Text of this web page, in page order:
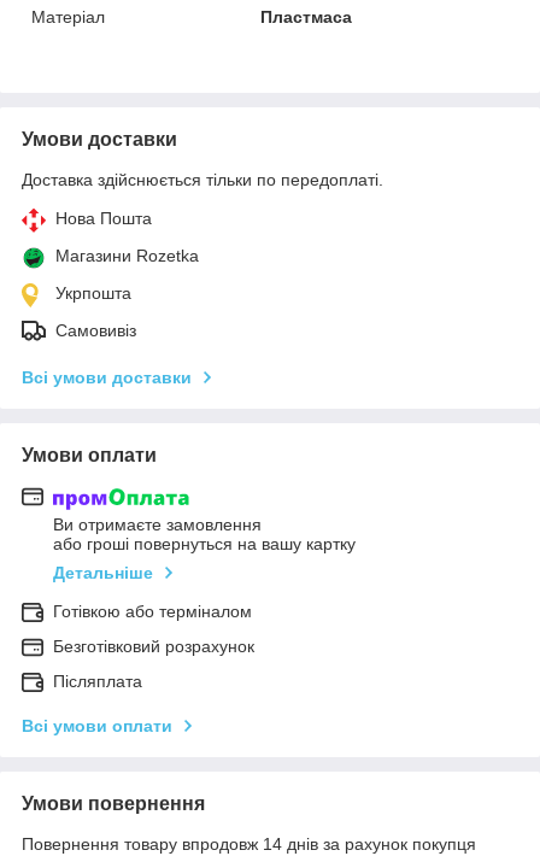
Матеріал
Пластмаса
Умови доставки
Доставка здійснюється тільки по передоплаті.
Нова Пошта
Магазини Rozetka
Укрпошта
Самовивіз
Всі умови доставки
Умови оплати
Ви отримаєте замовлення
або гроші повернуться на вашу картку
Детальніше
Готівкою або терміналом
Безготівковий розрахунок
Післяплата
Всі умови оплати
Умови повернення
Повернення товару впродовж 14 днів за рахунок покупця